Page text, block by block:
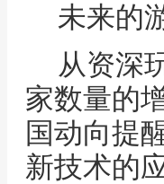
未来的
从资深
家数量的
国动向提
新技术的